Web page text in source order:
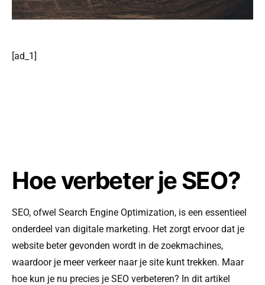
[ad_1]
Hoe verbeter je SEO?
SEO, ofwel Search Engine Optimization, is een essentieel
onderdeel van digitale marketing. Het zorgt ervoor dat je
website beter gevonden wordt in de zoekmachines,
waardoor je meer verkeer naar je site kunt trekken. Maar
hoe kun je nu precies je SEO verbeteren? In dit artikel